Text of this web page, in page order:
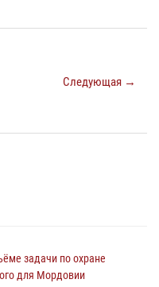
Следующая →
задачи по охране
для Мордовии